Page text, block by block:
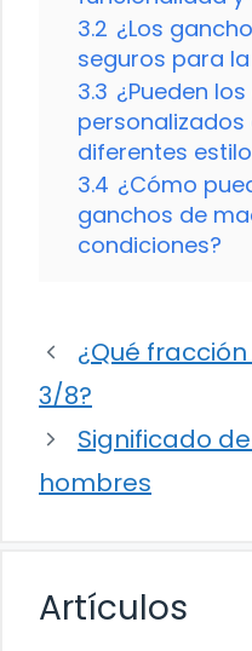
3.2 ¿Los
seguros para
3.3 ¿Pueden
diferentes
3.4 ¿Cómo
ganchos de
condiciones?
¿Qué
3/8?
Significado
hombres
Artículos